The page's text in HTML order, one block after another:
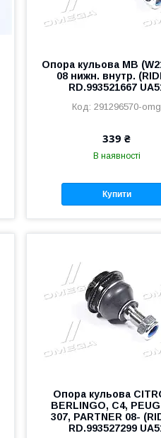
Опора кульова MB
08 нижн. внутр.
RD.993521667
291296570-omg
339 ₴
В наявності
Купити
Опора кульова
BERLINGO, C4,
307, PARTNER 08-
RD.993527299